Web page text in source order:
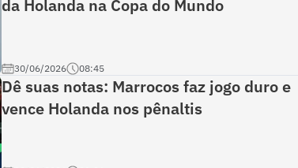
da Holanda na Copa do Mundo
30/06/2026 08:45
Dê suas notas: Marrocos faz jogo duro e
vence Holanda nos pênaltis